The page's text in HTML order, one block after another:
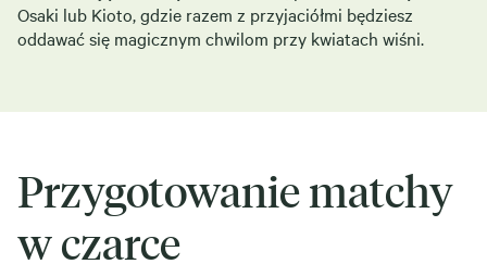
Osaki lub Kioto, gdzie razem z przyjaciółmi będziesz
oddawać się magicznym chwilom przy kwiatach wiśni.
Przygotowanie matchy
w czarce